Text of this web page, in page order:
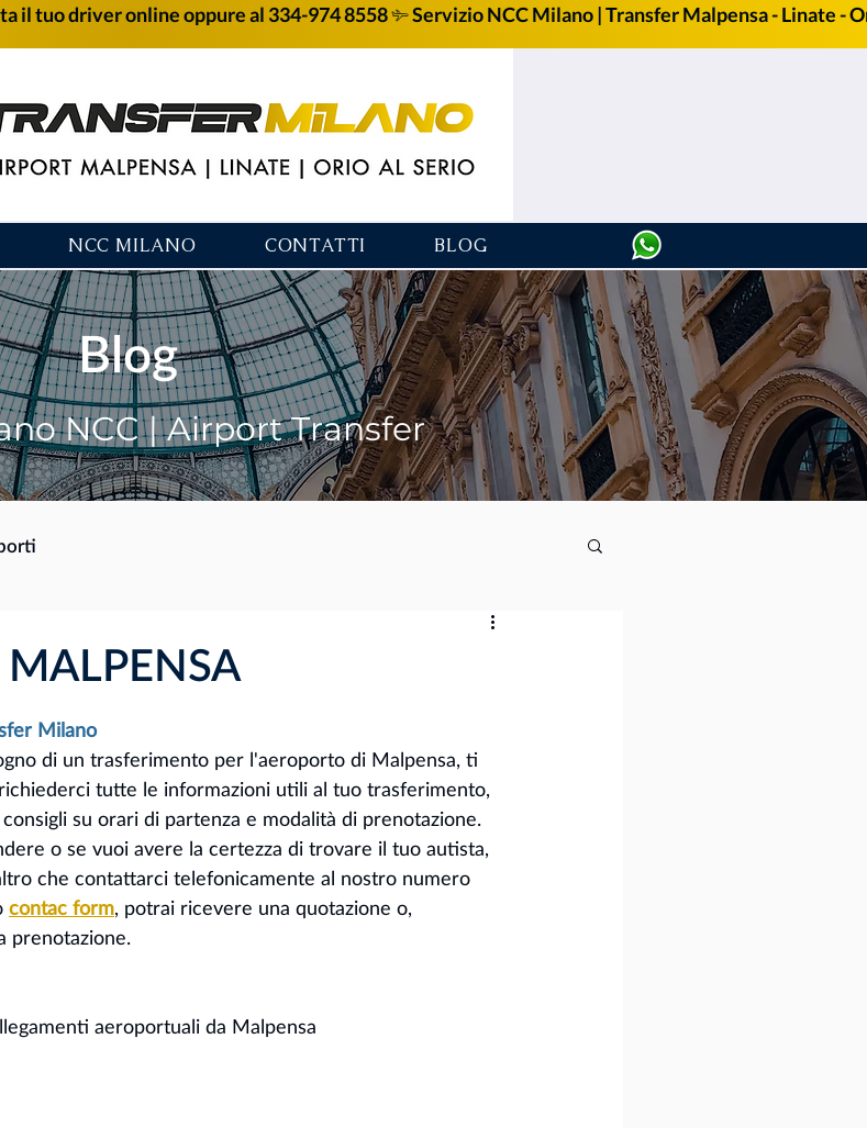
il tuo driver online oppure al 334-974 8558
NCC MILANO CONTATTI BLOG
Blog
NCC | Airport Transfer
Milano
di un trasferimento per l'aeroporto di Malpensa, ti
tutte le informazioni utili al tuo trasferimento,
su orari di partenza e modalità di prenotazione.
o se vuoi avere la certezza di trovare il tuo autista,
che contattarci telefonicamente al nostro numero
contac form, potrai ricevere una quotazione o,
prenotazione.
relativi ai collegamenti aeroportuali da Malpensa